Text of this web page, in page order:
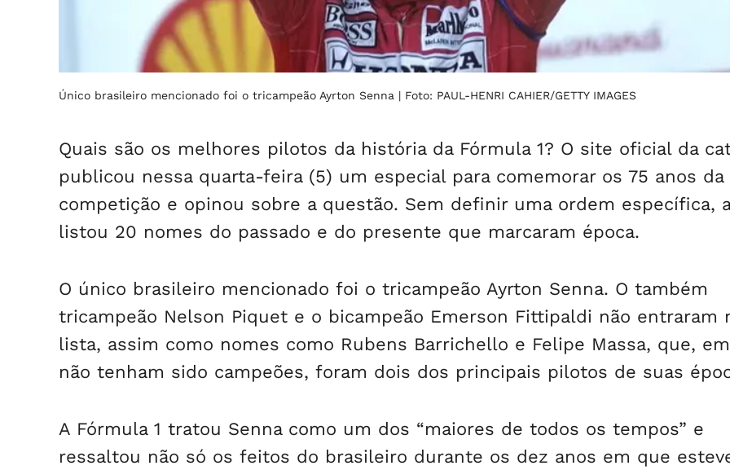
Único brasileiro mencionado foi o tricampeão Ayrton Senna | Foto: PAUL-HENRI CAHIER/GETTY IMAGES
Quais são os melhores pilotos da história da Fórmula 1? O site oficial da
publicou nessa quarta-feira (5) um especial para comemorar os 75 anos da
competição e opinou sobre a questão. Sem definir uma ordem específica, a
listou 20 nomes do passado e do presente que marcaram época.
O único brasileiro mencionado foi o tricampeão Ayrton Senna. O também
tricampeão Nelson Piquet e o bicampeão Emerson Fittipaldi não entraram
lista, assim como nomes como Rubens Barrichello e Felipe Massa, que,
não tenham sido campeões, foram dois dos principais pilotos de suas
A Fórmula 1 tratou Senna como um dos “maiores de todos os tempos” e
ressaltou não só os feitos do brasileiro durante os dez anos em que